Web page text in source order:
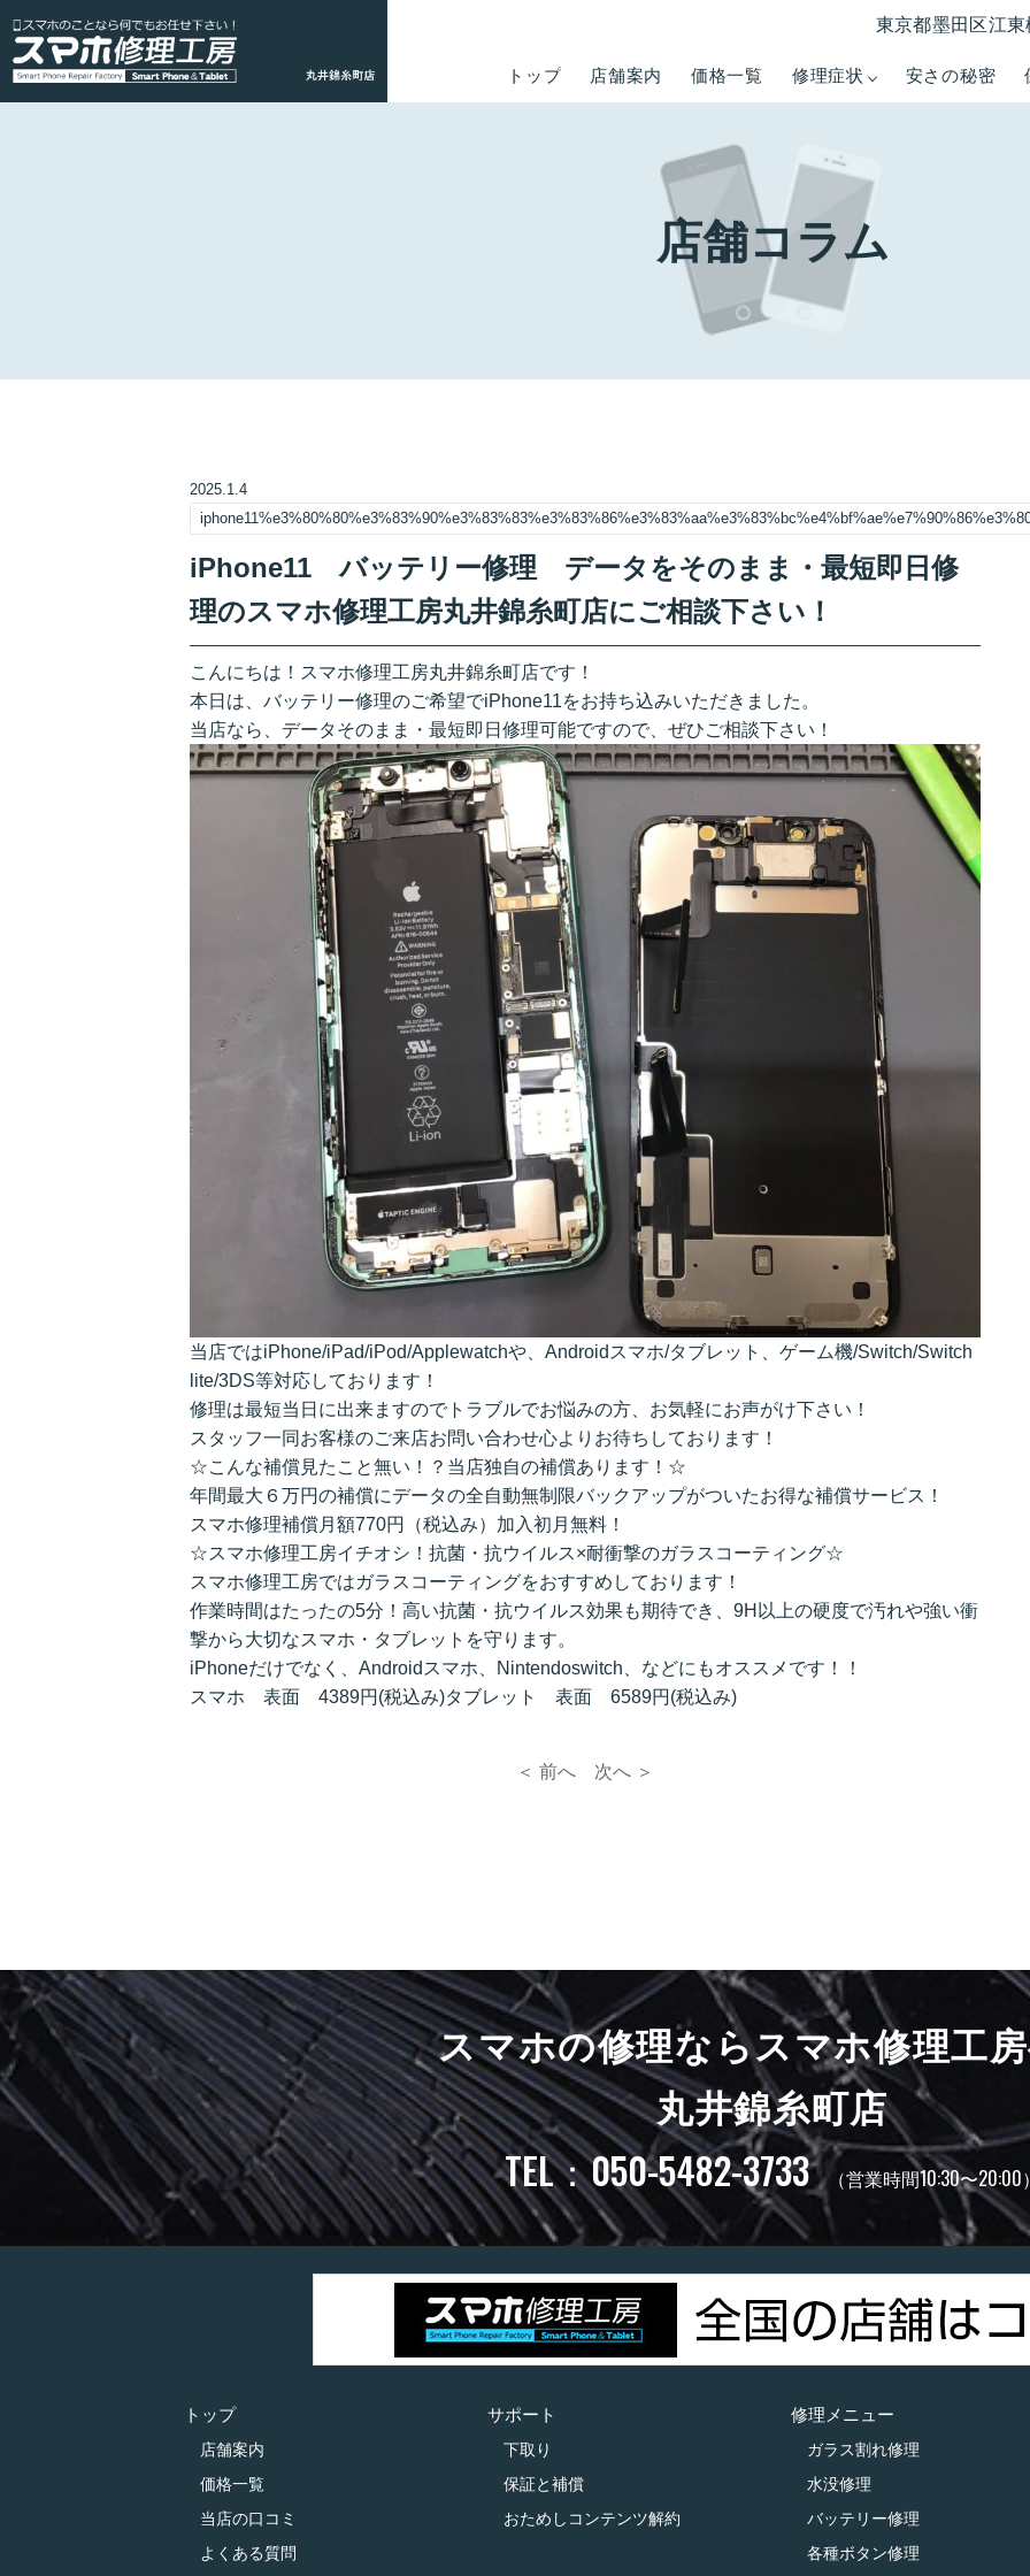
トップ 店舗案内 価格一覧 修理症状 安さの秘密
東京都墨田区江
店舗コラム
2025.1.4
iPhone11 バッテリー修理 データをそのまま・最短即日修
理のスマホ修理工房丸井錦糸町店にご相談下さい！
こんにちは！スマホ修理工房丸井錦糸町店です！
本日は、バッテリー修理のご希望でiPhone11をお持ち込みいただきました。
当店なら、データそのまま・最短即日修理可能ですので、ぜひご相談下さい！
当店ではiPhone/iPad/iPod/Applewatchや、Androidスマホ/タブレット、ゲーム機/Switch/Switch
lite/3DS等対応しております！
修理は最短当日に出来ますのでトラブルでお悩みの方、お気軽にお声がけ下さい！
スタッフ一同お客様のご来店お問い合わせ心よりお待ちしております！
☆こんな補償見たこと無い！？当店独自の補償あります！☆
年間最大６万円の補償にデータの全自動無制限バックアップがついたお得な補償サービス！
スマホ修理補償月額770円（税込み）加入初月無料！
☆スマホ修理工房イチオシ！抗菌・抗ウイルス×耐衝撃のガラスコーティング☆
スマホ修理工房ではガラスコーティングをおすすめしております！
作業時間はたったの5分！高い抗菌・抗ウイルス効果も期待でき、9H以上の硬度で汚れや強い衝
撃から大切なスマホ・タブレットを守ります。
iPhoneだけでなく、Androidスマホ、Nintendoswitch、などにもオススメです！！
スマホ 表面 4389円(税込み)タブレット 表面 6589円(税込み)
＜ 前へ 次へ ＞
スマホの修理ならスマホ修理工
丸井錦糸町店
TEL：050-5482-3733 （営業時間10:30〜20:00
トップ
店舗案内
価格一覧
当店の口コミ
よくある質問
サポート
下取り
保証と補償
おためしコンテンツ解約
修理メニュー
ガラス割れ修理
水没修理
バッテリー修理
各種ボタン修理